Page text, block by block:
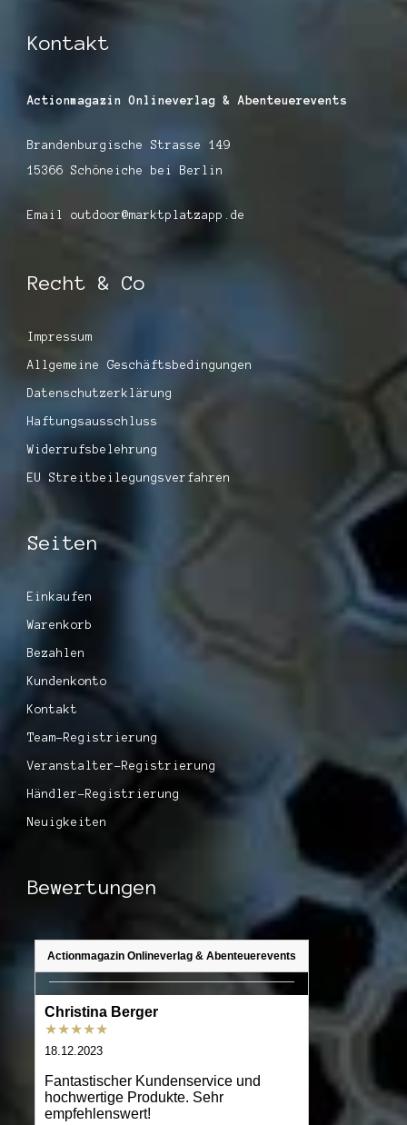
Kontakt
Actionmagazin Onlineverlag & Abenteuerevents
Brandenburgische Strasse 149
15366 Schöneiche bei Berlin
Email outdoor@marktplatzapp.de
Recht & Co
Impressum
Allgemeine Geschäftsbedingungen
Datenschutzerklärung
Haftungsausschluss
Widerrufsbelehrung
EU Streitbeilegungsverfahren
Seiten
Einkaufen
Warenkorb
Bezahlen
Kundenkonto
Kontakt
Team-Registrierung
Veranstalter-Registrierung
Händler-Registrierung
Neuigkeiten
Bewertungen